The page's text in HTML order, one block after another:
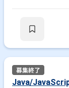
Java/